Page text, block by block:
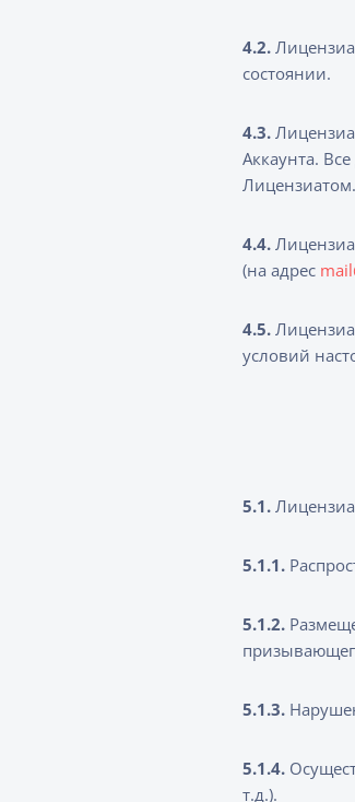
4.2.
состоянии.
4.3.
Аккаунта.
Лицензиатом.
4.4.
(на адрес
4.5.
условий
5.1.
5.1.1.
5.1.2.
5.1.3.
5.1.4.
т.д.).